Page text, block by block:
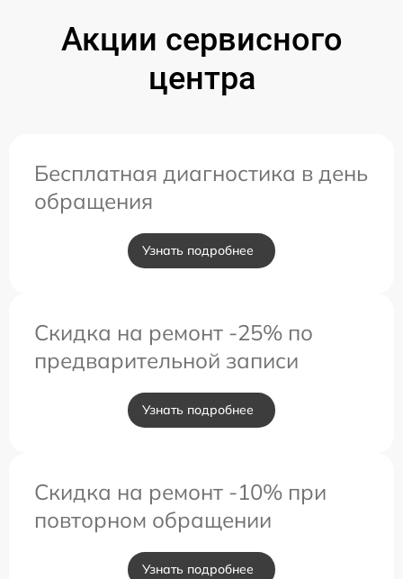
Акции сервисного
центра
Бесплатная диагностика в день
обращения
Узнать подробнее
Скидка на ремонт -25% по
предварительной записи
Узнать подробнее
Скидка на ремонт -10% при
повторном обращении
Узнать подробнее